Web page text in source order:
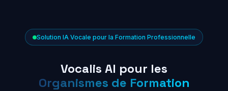
Solution IA Vocale pour la Formation Professionnelle
Vocalis AI pour les
Organismes de Formation